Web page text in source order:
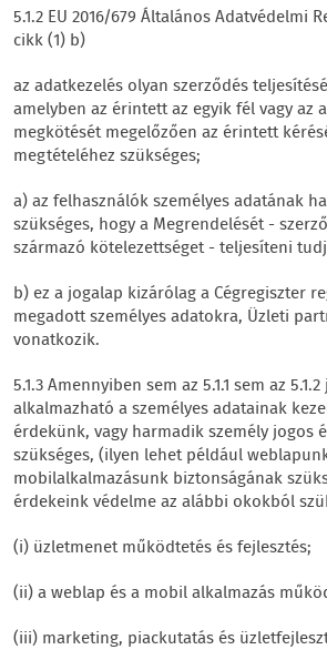
5.1.2 EU 2016/679 Általános Adatvédelmi
cikk (1) b)
az adatkezelés olyan szerződés
amelyben az érintett az egyik fél vagy az
megkötését megelőzően az érintett
megtételéhez szükséges;
a) az felhasználók személyes adatának
szükséges, hogy a Megrendelését -
származó kötelezettséget - teljesíteni
b) ez a jogalap kizárólag a Cégregiszter
megadott személyes adatokra, Üzleti
vonatkozik.
5.1.3 Amennyiben sem az 5.1.1 sem az
alkalmazható a személyes adatainak
érdekünk, vagy harmadik személy jogos
szükséges, (ilyen lehet például
mobilalkalmazásunk biztonságának
érdekeink védelme az alábbi okokból
(i) üzletmenet működtetés és fejlesztés;
(ii) a weblap és a mobil alkalmazás
(iii) marketing, piackutatás és